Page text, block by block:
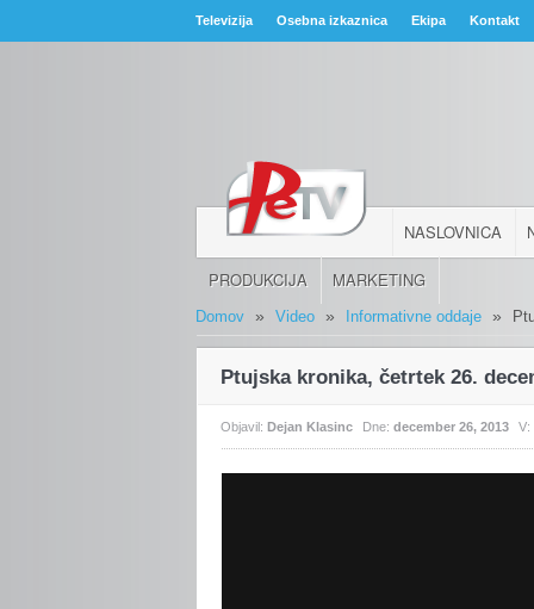
Televizija Osebna izkaznica Ekipa Kontakt
NASLOVNICA
PRODUKCIJA MARKETING
Domov » Video » Informativne oddaje »
Ptujska kronika, četrtek 26.
Objavil:Dejan Klasinc Dne:december 26, 2013 V: